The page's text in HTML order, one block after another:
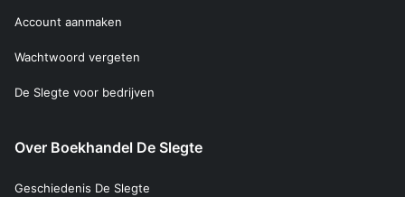
Account aanmaken
Wachtwoord vergeten
De Slegte voor bedrijven
Over Boekhandel De Slegte
Geschiedenis De Slegte